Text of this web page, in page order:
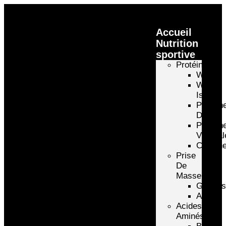
Accueil
Nutrition
sportive
Protéines
Whey
Whey
Isolate
D’oeuf
Prise
De
Masse
Gainers
Autre
Acides
Aminés